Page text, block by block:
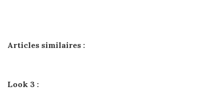
Articles similaires :
Look 3 :